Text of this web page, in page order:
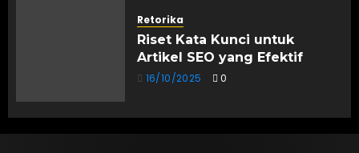
Retorika
Riset Kata Kunci untuk
Artikel SEO yang Efektif
16/10/2025 0